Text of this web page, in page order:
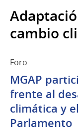
cambio
Foro
MGAP
frente al
climática y
Parlamento